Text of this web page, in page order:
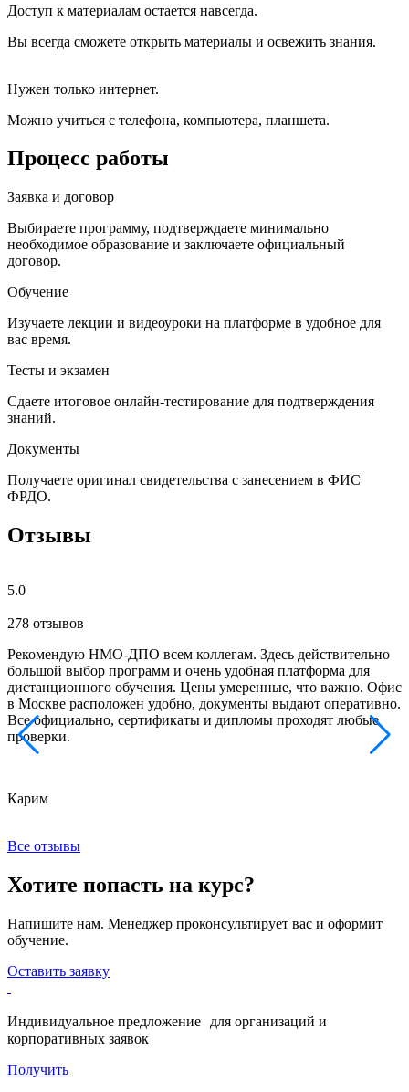
Доступ к материалам остается навсегда.
Вы всегда сможете открыть материалы и освежить знания.
Нужен только интернет.
Можно учиться с телефона, компьютера, планшета.
Процесс работы
Заявка и договор
Выбираете программу, подтверждаете минимально
необходимое образование и заключаете официальный
договор.
Обучение
Изучаете лекции и видеоуроки на платформе в удобное для
вас время.
Тесты и экзамен
Сдаете итоговое онлайн-тестирование для подтверждения
знаний.
Документы
Получаете оригинал свидетельства с занесением в ФИС
ФРДО.
Отзывы
5.0
278 отзывов
Рекомендую НМО-ДПО всем коллегам. Здесь действительно
большой выбор программ и очень удобная платформа для
дистанционного обучения. Цены умеренные, что важно. Офис
в Москве расположен удобно, документы выдают оперативно.
Все официально, сертификаты и дипломы проходят любые
проверки.
Карим
Все отзывы
Хотите попасть на курс?
Напишите нам. Менеджер проконсультирует вас и оформит
обучение.
Оставить заявку
Индивидуальное предложение для организаций и
корпоративных заявок
Получить